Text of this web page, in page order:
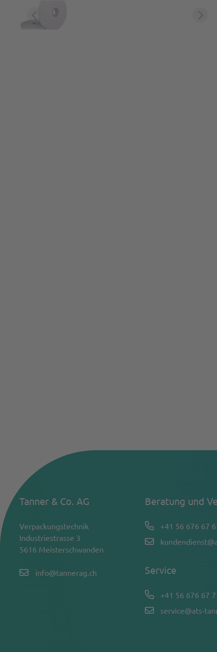
Tanner & Co. AG
Verpackungstechnik
Industriestrasse 3
5616 Meisterschwanden
info@tannerag.ch
Beratung und
+41 56 676 67
Service
+41 56 676 67
service@ats-